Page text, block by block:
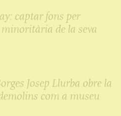
captar fons per
de la seva
Josep Llurba obre la
com a museu